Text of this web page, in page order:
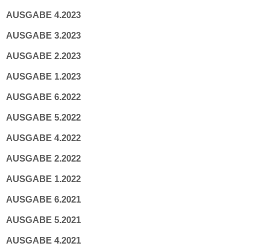
AUSGABE 4.2023
AUSGABE 3.2023
AUSGABE 2.2023
AUSGABE 1.2023
AUSGABE 6.2022
AUSGABE 5.2022
AUSGABE 4.2022
AUSGABE 2.2022
AUSGABE 1.2022
AUSGABE 6.2021
AUSGABE 5.2021
AUSGABE 4.2021